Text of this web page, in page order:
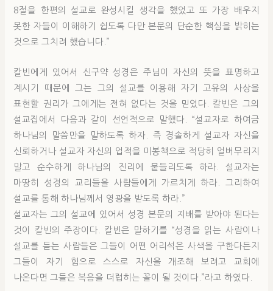
8절을 한편의 설교로 완성시킬 생각을 했었고 또 가장 배우지
못한 자들이 이해하기 쉽도록 다만 본문의 단순한 핵심을 밝히는
것으로 그치려 했습니다.”
칼빈에게 있어서 신구약 성경은 주님이 자신의 뜻을 표명하고
계시기 때문에 그는 그의 설교를 이용해 자기 고유의 사상을
표현할 권리가 그에게는 전혀 없다는 것을 믿었다. 칼빈은 그의
설교집에서 다음과 같이 선언적으로 말했다. “설교자로 하여금
하나님의 말씀만을 말하도록 하자. 즉 경솔하게 설교자 자신을
신뢰하거나 설교자 자신의 업적을 미봉책으로 적당히 얼버무리지
말고 순수하게 하나님의 진리에 붙들리도록 하라. 설교자는
마땅히 성경의 교리들을 사람들에게 가르치게 하라. 그리하여
설교를 통해 하나님께서 영광을 받도록 하라.”
설교자는 그의 설교에 있어서 성경 본문의 지배를 받아야 된다는
것이 칼빈의 주장이다. 칼빈은 말하기를 “성경을 읽는 사람이나
설교를 듣는 사람들은 그들이 어떤 어리석은 사색을 구한다든지
그들이 자기 힘으로 스스로 자신을 개조해 보려고 교회에
나온다면 그들은 복음을 더럽히는 꼴이 될 것이다.”라고 하였다.